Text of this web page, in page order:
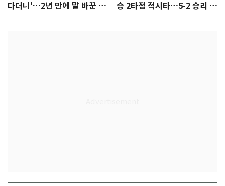
다더니'…2년 만에 말 바꾼 이
승 2타점 적시타…5-2 승리 견